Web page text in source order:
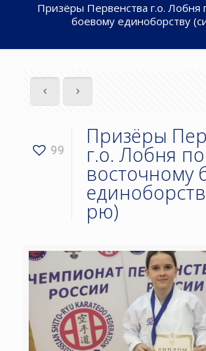
Призёры Первенства г.о. Лобня
боевому единоборству
99
Призёры
г.о. Лобня по
восточному
рю)